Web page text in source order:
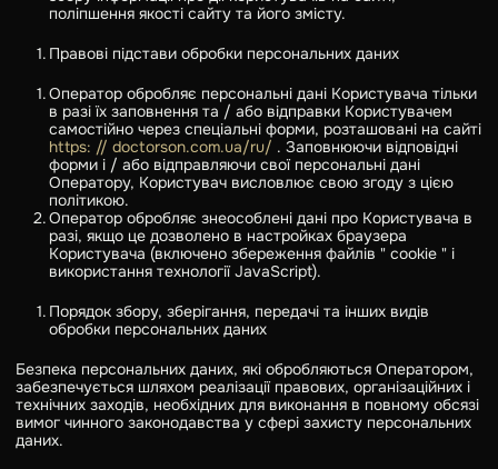
поліпшення якості сайту та його змісту.
Правові підстави обробки персональних даних
Оператор обробляє персональні дані Користувача тільки
в разі їх заповнення та / або відправки Користувачем
самостійно через спеціальні форми, розташовані на сайті
https: // doctorson.com.ua/ru/ . Заповнюючи відповідні
форми і / або відправляючи свої персональні дані
Оператору, Користувач висловлює свою згоду з цією
політикою.
Оператор обробляє знеособлені дані про Користувача в
разі, якщо це дозволено в настройках браузера
Користувача (включено збереження файлів " cookie " і
використання технології JavaScript).
Порядок збору, зберігання, передачі та інших видів
обробки персональних даних
Безпека персональних даних, які обробляються Оператором,
забезпечується шляхом реалізації правових, організаційних і
технічних заходів, необхідних для виконання в повному обсязі
вимог чинного законодавства у сфері захисту персональних
даних.